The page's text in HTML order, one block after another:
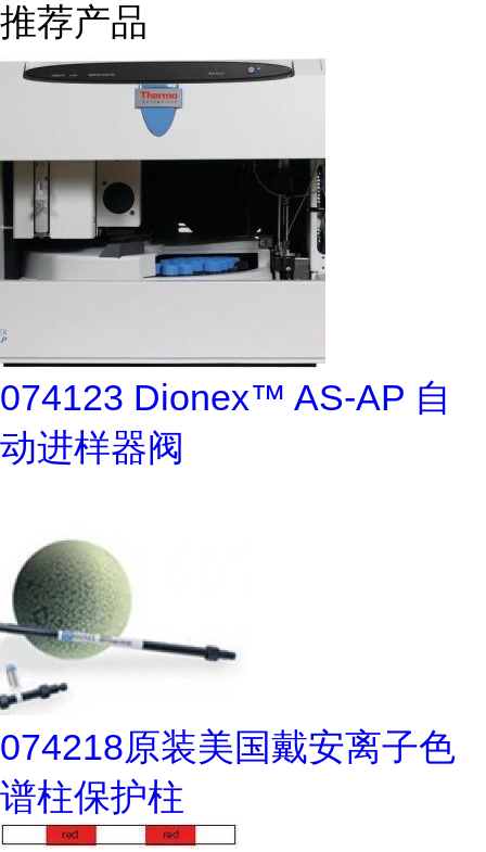
推荐产品
074123 Dionex™ AS-AP 自
动进样器阀
074218原装美国戴安离子色
谱柱保护柱